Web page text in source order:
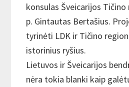
konsulas Šveicarijos Tičino
p. Gintautas Bertašius.
tyrinėti LDK ir Tičino
istorinius ryšius.
Lietuvos ir Šveicarijos
nėra tokia blanki kaip